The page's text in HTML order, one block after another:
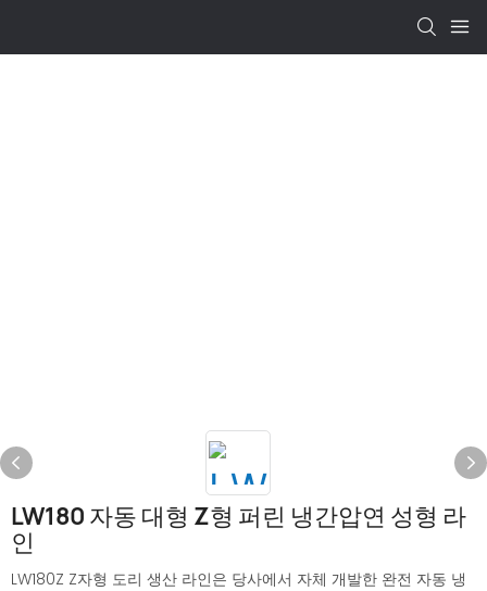
LW180 자동 대형 Z형 퍼린 냉간압연 성형 라
인
LW180Z Z자형 도리 생산 라인은 당사에서 자체 개발한 완전 자동 냉